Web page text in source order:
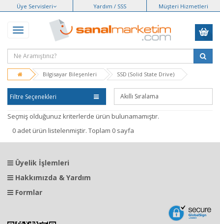
Üye Servisleri Yardım / SSS Müşteri Hizmetleri
Bilgisayar Bileşenleri SSD (Solid State Drive)
Filtre Seçenekleri
Seçmiş olduğunuz kriterlerde ürün bulunamamıştır.
0 adet ürün listelenmiştir. Toplam 0 sayfa
Üyelik İşlemleri
Hakkımızda & Yardım
Formlar